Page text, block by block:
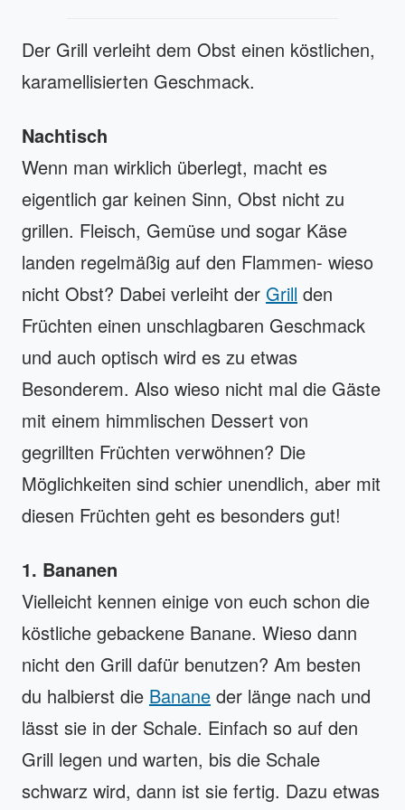
Der Grill verleiht dem Obst einen köstlichen,
karamellisierten Geschmack.
Nachtisch
Wenn man wirklich überlegt, macht es
eigentlich gar keinen Sinn, Obst nicht zu
grillen. Fleisch, Gemüse und sogar Käse
landen regelmäßig auf den Flammen- wieso
nicht Obst? Dabei verleiht der Grill den
Früchten einen unschlagbaren Geschmack
und auch optisch wird es zu etwas
Besonderem. Also wieso nicht mal die Gäste
mit einem himmlischen Dessert von
gegrillten Früchten verwöhnen? Die
Möglichkeiten sind schier unendlich, aber mit
diesen Früchten geht es besonders gut!
1. Bananen
Vielleicht kennen einige von euch schon die
köstliche gebackene Banane. Wieso dann
nicht den Grill dafür benutzen? Am besten
du halbierst die Banane der länge nach und
lässt sie in der Schale. Einfach so auf den
Grill legen und warten, bis die Schale
schwarz wird, dann ist sie fertig. Dazu etwas